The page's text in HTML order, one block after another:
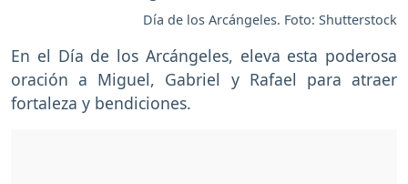
Día de los Arcángeles. Foto: Shutterstock
En el Día de los Arcángeles, eleva esta poderosa
oración a Miguel, Gabriel y Rafael para atraer
fortaleza y bendiciones.